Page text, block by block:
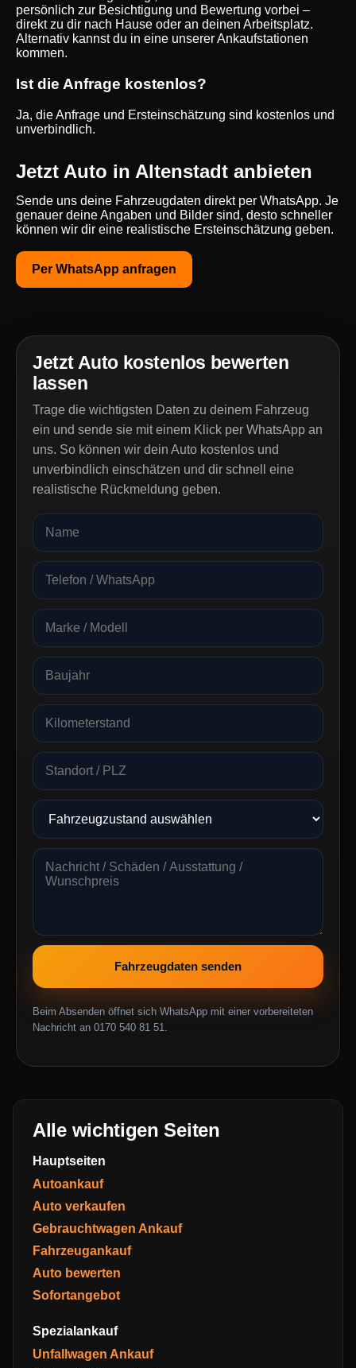
persönlich zur Besichtigung und Bewertung vorbei –
direkt zu dir nach Hause oder an deinen Arbeitsplatz.
Alternativ kannst du in eine unserer Ankaufstationen
kommen.
Ist die Anfrage kostenlos?
Ja, die Anfrage und Ersteinschätzung sind kostenlos und
unverbindlich.
Jetzt Auto in Altenstadt anbieten
Sende uns deine Fahrzeugdaten direkt per WhatsApp. Je
genauer deine Angaben und Bilder sind, desto schneller
können wir dir eine realistische Ersteinschätzung geben.
Per WhatsApp anfragen
Jetzt Auto kostenlos bewerten
lassen
Trage die wichtigsten Daten zu deinem Fahrzeug
ein und sende sie mit einem Klick per WhatsApp an
uns. So können wir dein Auto kostenlos und
unverbindlich einschätzen und dir schnell eine
realistische Rückmeldung geben.
Fahrzeugdaten senden
Beim Absenden öffnet sich WhatsApp mit einer vorbereiteten
Nachricht an 0170 540 81 51.
Alle wichtigen Seiten
Hauptseiten
Autoankauf
Auto verkaufen
Gebrauchtwagen Ankauf
Fahrzeugankauf
Auto bewerten
Sofortangebot
Spezialankauf
Unfallwagen Ankauf